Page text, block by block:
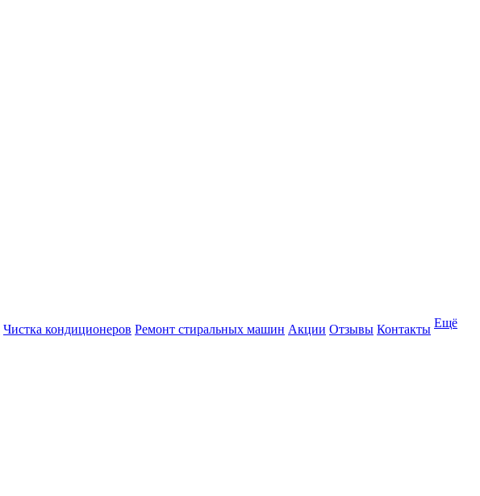
Чистка кондиционеров Ремонт стиральных машин Акции Отзывы Контакты Ещё